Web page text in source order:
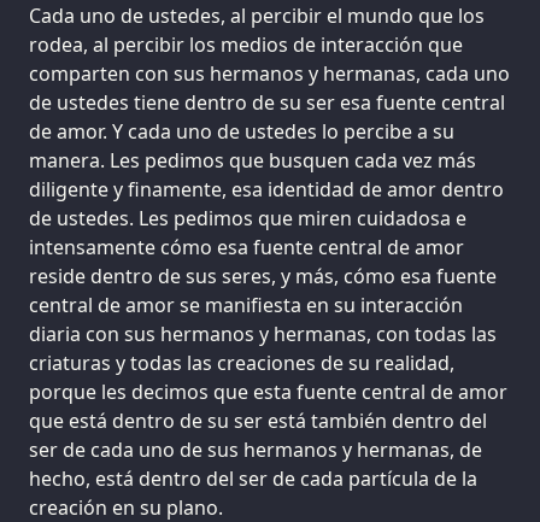
Cada uno de ustedes, al percibir el mundo que los
rodea, al percibir los medios de interacción que
comparten con sus hermanos y hermanas, cada uno
de ustedes tiene dentro de su ser esa fuente central
de amor. Y cada uno de ustedes lo percibe a su
manera. Les pedimos que busquen cada vez más
diligente y finamente, esa identidad de amor dentro
de ustedes. Les pedimos que miren cuidadosa e
intensamente cómo esa fuente central de amor
reside dentro de sus seres, y más, cómo esa fuente
central de amor se manifiesta en su interacción
diaria con sus hermanos y hermanas, con todas las
criaturas y todas las creaciones de su realidad,
porque les decimos que esta fuente central de amor
que está dentro de su ser está también dentro del
ser de cada uno de sus hermanos y hermanas, de
hecho, está dentro del ser de cada partícula de la
creación en su plano.